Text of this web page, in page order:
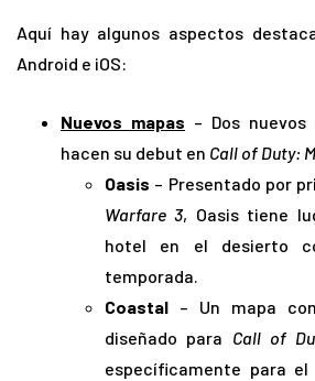
Aquí hay algunos aspectos
Android e iOS:
Nuevos mapas – Dos nuevos
hacen su debut en Call of Duty:
Oasis – Presentado por
Warfare 3, Oasis tiene
hotel en el desierto
temporada.
Coastal – Un mapa
diseñado para Call of
específicamente para